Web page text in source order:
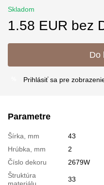
Skladom
1.58 EUR bez
Do
Prihlásiť sa pre
Parametre
Šírka, mm
43
Hrúbka, mm
2
Číslo dekoru
2679W
Štruktúra
materiálu
33